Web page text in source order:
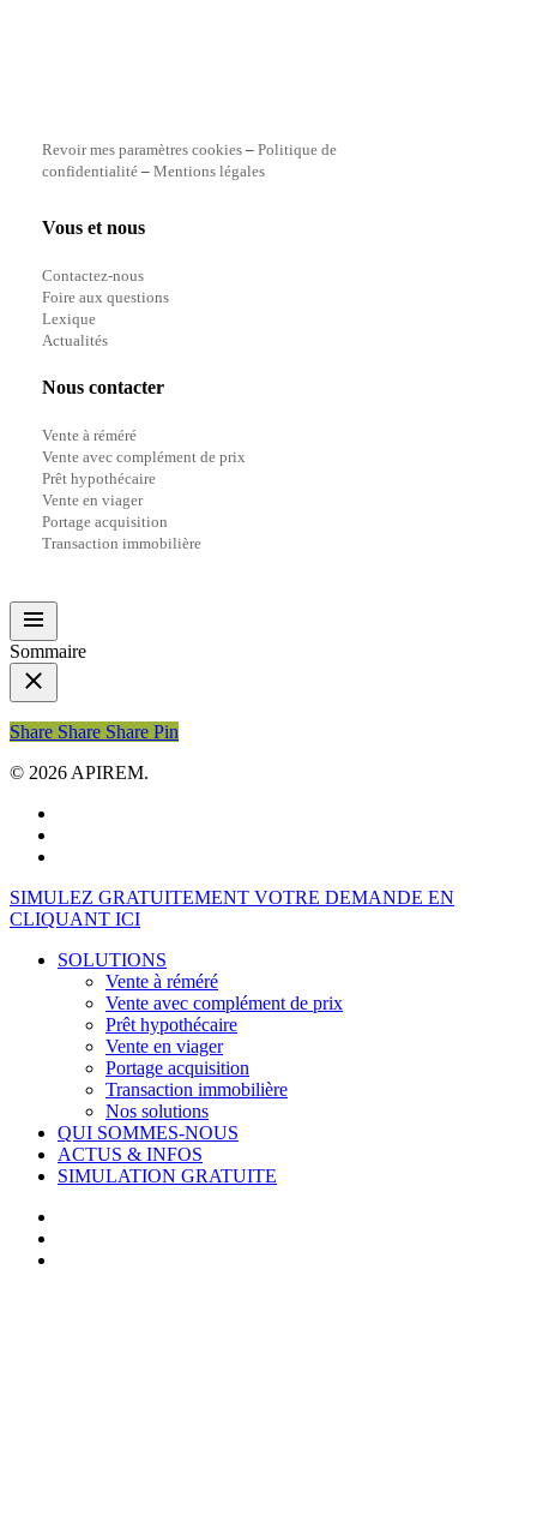
Revoir mes paramètres cookies– Politique de
confidentialité – Mentions légales
Vous et nous
Contactez-nous
Foire aux questions
Lexique
Actualités
Nous contacter
Vente à réméré
Vente avec complément de prix
Prêt hypothécaire
Vente en viager
Portage acquisition
Transaction immobilière
Sommaire
Share
Share Share Share Pin
© 2026 APIREM.
Close
Menu
SIMULEZ GRATUITEMENT VOTRE DEMANDE EN
CLIQUANT ICI
SOLUTIONS
Vente à réméré
Vente avec complément de prix
Prêt hypothécaire
Vente en viager
Portage acquisition
Transaction immobilière
Nos solutions
QUI SOMMES-NOUS
ACTUS & INFOS
SIMULATION GRATUITE